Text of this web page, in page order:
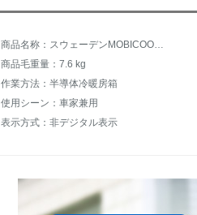
商品名称：スウェーデンMOBICOOW 40車載冷熱兼用冷凍室外冷蔵庫車用冷蔵庫車用大容量収納ドアW 40標準装備
商品毛重量：7.6 kg
作業方法：半導体冷暖房箱
使用シーン：車家兼用
表示方式：非デジタル表示